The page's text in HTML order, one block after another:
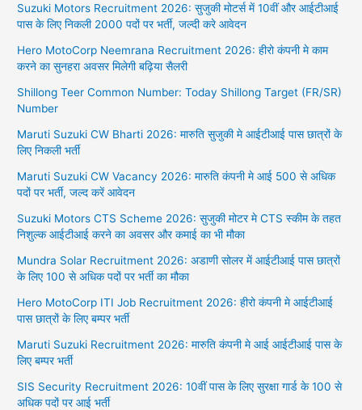
Suzuki Motors Recruitment 2026: सुजुकी मोटर्स में 10वीं और आईटीआई
पास के लिए निकली 2000 पदों पर भर्ती, जल्दी करे आवेदन
Hero MotoCorp Neemrana Recruitment 2026: हीरो कंपनी मे काम
करने का सुनहरा अवसर मिलेगी बढ़िया सैलरी
Shillong Teer Common Number: Today Shillong Target (FR/SR)
Number
Maruti Suzuki CW Bharti 2026: मारुति सुजुकी मे आईटीआई पास छात्रों के
लिए निकली भर्ती
Maruti Suzuki CW Vacancy 2026: मारुति कंपनी मे आई 500 से अधिक
पदों पर भर्ती, जल्द करें आवेदन
Suzuki Motors CTS Scheme 2026: सुजुकी मोटर मे CTS स्कीम के तहत
निशुल्क आईटीआई करने का अवसर और कमाई का भी मौका
Mundra Solar Recruitment 2026: अडाणी सोलर में आईटीआई पास छात्रों
के लिए 100 से अधिक पदों पर भर्ती का मौका
Hero MotoCorp ITI Job Recruitment 2026: हीरो कंपनी मे आईटीआई
पास छात्रों के लिए बम्पर भर्ती
Maruti Suzuki Recruitment 2026: मारुति कंपनी मे आई आईटीआई पास के
लिए बम्पर भर्ती
SIS Security Recruitment 2026: 10वीं पास के लिए सुरक्षा गार्ड के 100 से
अधिक पदों पर आई भर्ती